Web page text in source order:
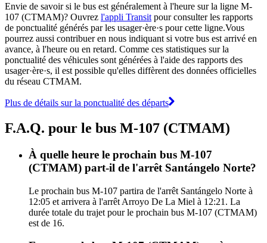
Envie de savoir si le bus est généralement à l'heure sur la ligne M-
107 (CTMAM)? Ouvrez l'appli Transit pour consulter les rapports
de ponctualité générés par les usager·ère·s pour cette ligne.Vous
pourrez aussi contribuer en nous indiquant si votre bus est arrivé en
avance, à l'heure ou en retard. Comme ces statistiques sur la
ponctualité des véhicules sont générées à l'aide des rapports des
usager·ère·s, il est possible qu'elles diffèrent des données officielles
du réseau CTMAM.
Plus de détails sur la ponctualité des départs
F.A.Q. pour le bus M-107 (CTMAM)
À quelle heure le prochain bus M-107
(CTMAM) part-il de l'arrêt Santángelo Norte?
Le prochain bus M-107 partira de l'arrêt Santángelo Norte à
12:05 et arrivera à l'arrêt Arroyo De La Miel à 12:21. La
durée totale du trajet pour le prochain bus M-107 (CTMAM)
est de 16.